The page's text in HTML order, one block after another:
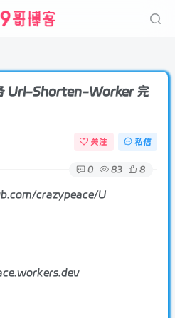
Url-Shorten-Worker 完
关注 私信
0 83 8
crazypeace/U